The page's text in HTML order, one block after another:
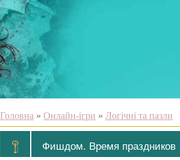
Головна » Онлайн-ігри » Логічні та пазли
Фишдом. Время праздников